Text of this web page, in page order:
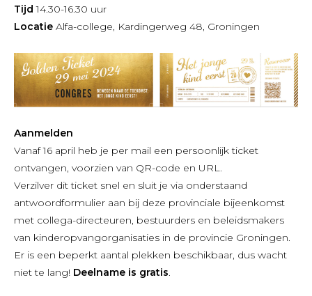
Tijd 14.30-16.30 uur
Locatie Alfa-college, Kardingerweg 48, Groningen
Aanmelden
Vanaf 16 april heb je per mail een persoonlijk ticket
ontvangen, voorzien van QR-code en URL.
Verzilver dit ticket snel en sluit je via onderstaand
antwoordformulier aan bij deze provinciale bijeenkomst
met collega-directeuren, bestuurders en beleidsmakers
van kinderopvangorganisaties in de provincie Groningen.
Er is een beperkt aantal plekken beschikbaar, dus wacht
niet te lang! Deelname is gratis.